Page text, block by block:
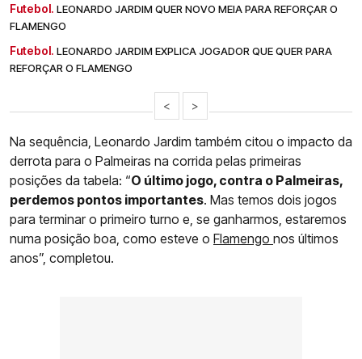
Futebol. LEONARDO JARDIM QUER NOVO MEIA PARA REFORÇAR O
FLAMENGO
Futebol. LEONARDO JARDIM EXPLICA JOGADOR QUE QUER PARA
REFORÇAR O FLAMENGO
< >
Na sequência, Leonardo Jardim também citou o impacto da
derrota para o Palmeiras na corrida pelas primeiras
posições da tabela: “O último jogo, contra o Palmeiras,
perdemos pontos importantes. Mas temos dois jogos
para terminar o primeiro turno e, se ganharmos, estaremos
numa posição boa, como esteve o Flamengo nos últimos
anos”, completou.